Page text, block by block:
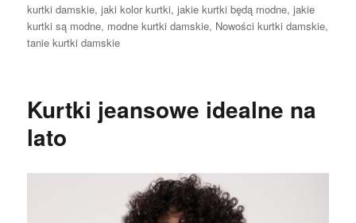
kurtki damskie,jaki kolor kurtki,jakie kurtki będą modne,jakie
kurtki są modne, modne kurtki damskie, Nowości kurtki damskie,
tanie kurtki damskie
Kurtki jeansowe idealne na
lato